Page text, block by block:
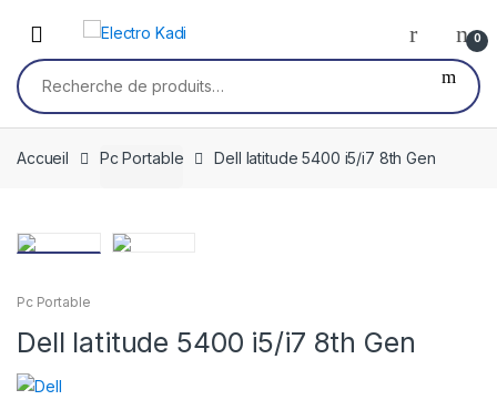
navigation
content
0
Recherche
pour :
Accueil Pc Portable Dell latitude 5400 i5/i7 8th Gen
Pc Portable
Dell latitude 5400 i5/i7 8th Gen